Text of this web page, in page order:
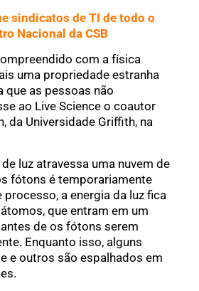
sindicatos de TI de todo o
Nacional da CSB
com a física
uma propriedade estranha
que as pessoas não
ao Live Science o coautor
da Universidade Griffith, na
luz atravessa uma nuvem de
fótons é temporariamente
processo, a energia da luz fica
que entram em um
de os fótons serem
Enquanto isso, alguns
e outros são espalhados em